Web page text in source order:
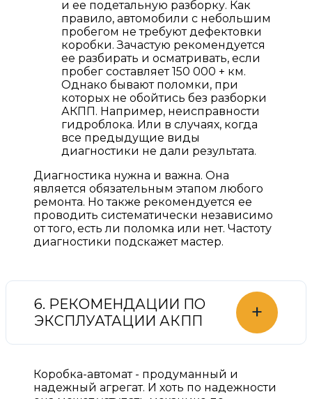
и ее подетальную разборку. Как
правило, автомобили с небольшим
пробегом не требуют дефектовки
коробки. Зачастую рекомендуется
ее разбирать и осматривать, если
пробег составляет 150 000 + км.
Однако бывают поломки, при
которых не обойтись без разборки
АКПП. Например, неисправности
гидроблока. Или в случаях, когда
все предыдущие виды
диагностики не дали результата.
Диагностика нужна и важна. Она
является обязательным этапом любого
ремонта. Но также рекомендуется ее
проводить систематически независимо
от того, есть ли поломка или нет. Частоту
диагностики подскажет мастер.
6. РЕКОМЕНДАЦИИ ПО
ЭКСПЛУАТАЦИИ АКПП
+
Коробка-автомат - продуманный и
надежный агрегат. И хоть по надежности